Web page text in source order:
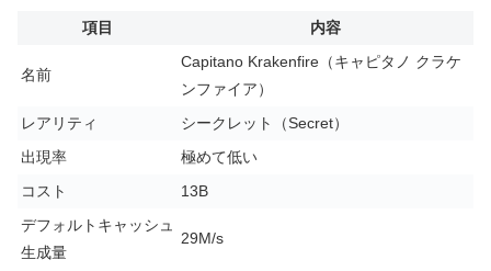
項目 内容
名前
Capitano Krakenfire（キャピタノ クラケ
ンファイア）
レアリティ
シークレット（Secret）
出現率
極めて低い
コスト
13B
デフォルトキャッシュ
生成量
29M/s